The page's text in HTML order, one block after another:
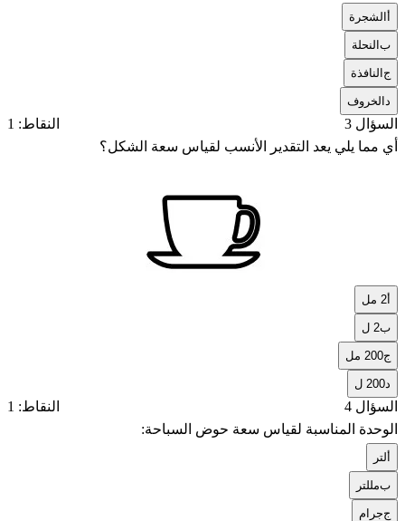
الشجرة
بالنحلة
جالنافذة
الخروف
السؤال 3
النقاط: 1
أي مما يلي يعد التقدير الأنسب لقياس سعة الشكل؟
2 مل
ب2 ل
ج200 مل
200 ل
السؤال 4
النقاط: 1
الوحدة المناسبة لقياس سعة حوض السباحة:
لتر
بمللتر
ججرام